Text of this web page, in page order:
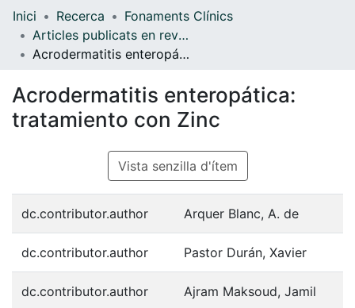
Navega per tot el DD
Com publicar
Inici Recerca
Fonaments Clínics
Articles publicats en revistes (Fonaments Clínics)
Acrodermatitis enteropática: tratamiento con Zinc
Acrodermatitis enteropática:
tratamiento con Zinc
Vista senzilla d'ítem
dc.contributor.author Arquer Blanc, A. de
dc.contributor.author Pastor Durán, Xavier
dc.contributor.author Ajram Maksoud, Jamil